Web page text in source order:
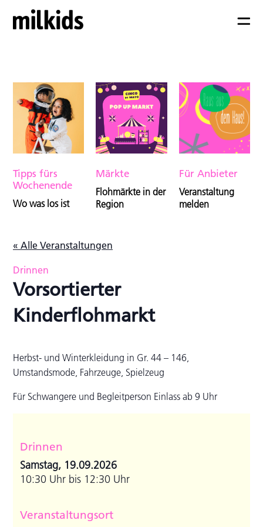
Tipps fürs
Wochenende
Wo was los ist
Märkte
Flohmärkte in der
Region
Für Anbieter
Veranstaltung
melden
« Alle Veranstaltungen
Drinnen
Vorsortierter
Kinderflohmarkt
Herbst- und Winterkleidung in Gr. 44 – 146,
Umstandsmode, Fahrzeuge, Spielzeug
Für Schwangere und Begleitperson Einlass ab 9 Uhr
Drinnen
Samstag, 19.09.2026
10:30 Uhr bis 12:30 Uhr
Veranstaltungsort